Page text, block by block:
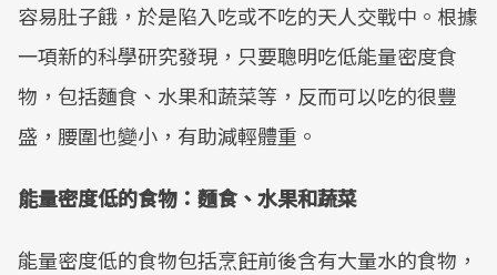
容易肚子餓，於是陷入吃或不吃的天人交戰中。根據
一項新的科學研究發現，只要聰明吃低能量密度食
物，包括麵食、水果和蔬菜等，反而可以吃的很豐
盛，腰圍也變小，有助減輕體重。
能量密度低的食物：麵食、水果和蔬菜
能量密度低的食物包括烹飪前後含有大量水的食物，